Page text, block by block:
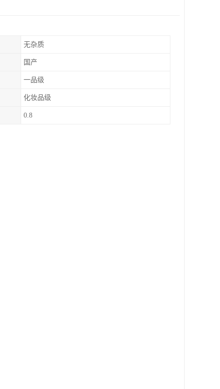
无杂质
国产
一品级
化妆品级
0.8